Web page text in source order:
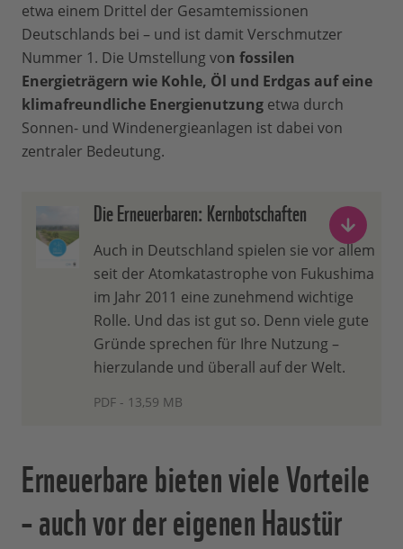
etwa einem Drittel der Gesamtemissionen
Deutschlands bei – und ist damit Verschmutzer
Nummer 1. Die Umstellung von fossilen
Energieträgern wie Kohle, Öl und Erdgas auf eine
klimafreundliche Energienutzung etwa durch
Sonnen- und Windenergieanlagen ist dabei von
zentraler Bedeutung.
Die Erneuerbaren: Kernbotschaften
Auch in Deutschland spielen sie vor allem
seit der Atomkatastrophe von Fukushima
im Jahr 2011 eine zunehmend wichtige
Rolle. Und das ist gut so. Denn viele gute
Gründe sprechen für Ihre Nutzung –
hierzulande und überall auf der Welt.
PDF - 13,59 MB
Erneuerbare bieten viele Vorteile
– auch vor der eigenen Haustür